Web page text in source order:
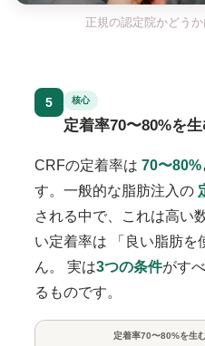
正規の認定院かどう
5 核心
定着率70〜80%を生
CRFの定着率は 70〜80%
す。一般的な脂肪注入の
される中で、これは高い
い定着率は
「良い脂肪
ん。
実は3つの条件がす
るものです。
定着率70〜80%を生